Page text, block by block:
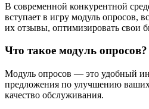
В современной конкурентной
вступает в игру модуль опросов,
их отзывы, оптимизировать свои
Что такое модуль опросов?
Модуль опросов — это удобный
предложения по улучшению
качество обслуживания.